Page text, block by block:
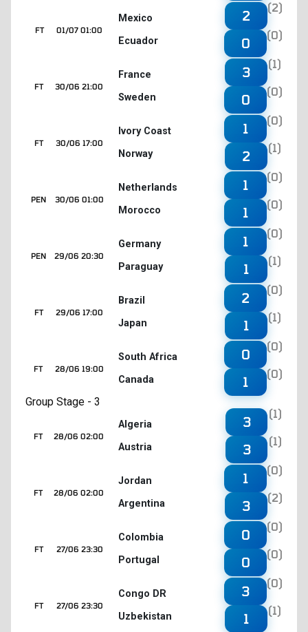
01/07 01:00
FT
Mexico
Ecuador
2
(2)
0
(0)
30/06 21:00
FT
France
Sweden
3
(1)
0
(0)
30/06 17:00
FT
Ivory Coast
Norway
1
(0)
2
(1)
30/06 01:00
PEN
Netherlands
Morocco
1
(0)
1
(0)
29/06 20:30
PEN
Germany
Paraguay
1
(0)
1
(1)
29/06 17:00
FT
Brazil
Japan
2
(0)
1
(1)
28/06 19:00
FT
South Africa
Canada
0
(0)
1
(0)
Group Stage - 3
28/06 02:00
FT
Algeria
Austria
3
(1)
3
(1)
28/06 02:00
FT
Jordan
Argentina
1
(0)
3
(2)
27/06 23:30
FT
Colombia
Portugal
0
(0)
0
(0)
27/06 23:30
FT
Congo DR
Uzbekistan
3
(0)
1
(1)